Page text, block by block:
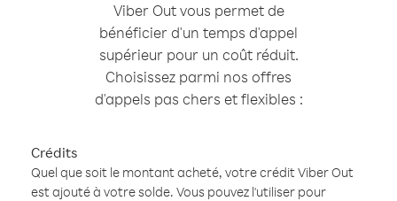
Viber Out vous permet de
bénéficier d'un temps d'appel
supérieur pour un coût réduit.
Choisissez parmi nos offres
d'appels pas chers et flexibles :
Crédits
Quel que soit le montant acheté, votre crédit Viber Out
est ajouté à votre solde. Vous pouvez l'utiliser pour